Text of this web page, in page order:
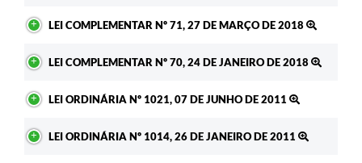
LEI COMPLEMENTAR Nº 71, 27 DE MARÇO DE 2018
LEI COMPLEMENTAR Nº 70, 24 DE JANEIRO DE 2018
LEI ORDINÁRIA Nº 1021, 07 DE JUNHO DE 2011
LEI ORDINÁRIA Nº 1014, 26 DE JANEIRO DE 2011